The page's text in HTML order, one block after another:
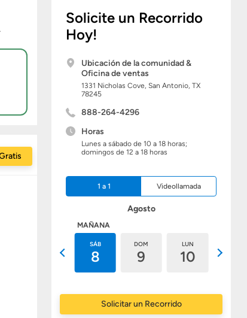
Solicite un Recorrido
Hoy!
Ubicación de la comunidad &
Oficina de ventas
1331 Nicholas Cove, San Antonio, TX
78245
888-264-4296
Horas
Lunes a sábado de 10 a 18 horas;
domingos de 12 a 18 horas
1 a 1 Videollamada
Agosto
MAÑANA
SÁB
8
DOM
9
LUN
10
Solicitar un Recorrido